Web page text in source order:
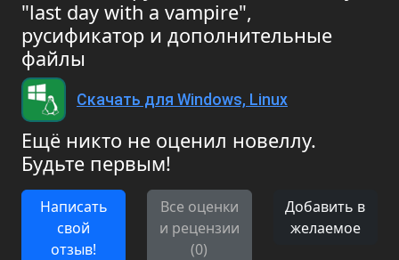
"last day with a vampire",
русификатор и дополнительные
файлы
Скачать для Windows, Linux
Ещё никто не оценил новеллу.
Будьте первым!
Написать
свой
отзыв!
Все оценки
и рецензии
(0)
Добавить в
желаемое